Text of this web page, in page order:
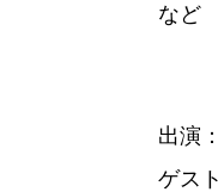
など
出演
ゲス